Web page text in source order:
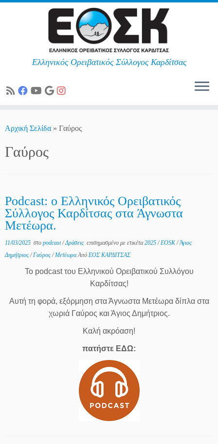
Ελληνικός Ορειβατικός Σύλλογος Καρδίτσας
Αρχική Σελίδα » Γαύρος
Γαύρος
Podcast: ο Ελληνικός Ορειβατικός
Σύλλογος Καρδίτσας στα Άγνωστα
Μετέωρα.
11/03/2025 στο podcast/Δράσεις επισημασμένο με ετικέτα2025/EOSK/Άγιος
Δημήτριος/Γαύρος/ΜετέωραΑπό ΕΟΣ ΚΑΡΔΙΤΣΑΣ
Το podcast του Ελληνικού Ορειβατικού Συλλόγου
Καρδίτσας!
Αυτή τη φορά, εξόρμηση στα Άγνωστα Μετέωρα δίπλα στα
χωριά Γαύρος και Άγιος Δημήτριος.
Καλή ακρόαση!
πατήστε ΕΔΩ: